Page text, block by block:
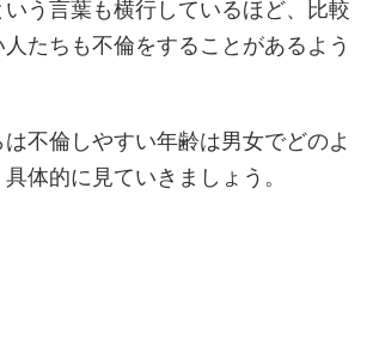
う言葉も横行しているほど、比較
たちも不倫をすることがあるよう
不倫しやすい年齢は男女でどのよ
体的に見ていきましょう。